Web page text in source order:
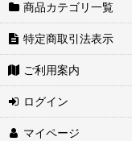
商品カテゴリ一覧
特定商取引法表示
ご利用案内
ログイン
マイページ